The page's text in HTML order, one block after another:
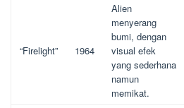
“Firelight” 1964
Alien
menyerang
bumi, dengan
visual efek
yang sederhana
namun
memikat.